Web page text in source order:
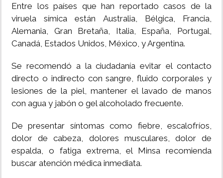
Entre los países que han reportado casos de la
viruela símica están Australia, Bélgica, Francia,
Alemania, Gran Bretaña, Italia, España, Portugal,
Canadá, Estados Unidos, México, y Argentina.
Se recomendó a la ciudadanía evitar el contacto
directo o indirecto con sangre, fluido corporales y
lesiones de la piel, mantener el lavado de manos
con agua y jabón o gel alcoholado frecuente.
De presentar síntomas como fiebre, escalofríos,
dolor de cabeza, dolores musculares, dolor de
espalda, o fatiga extrema, el Minsa recomienda
buscar atención médica inmediata.